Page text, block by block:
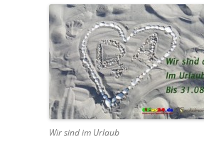
Wir sind im Urlaub